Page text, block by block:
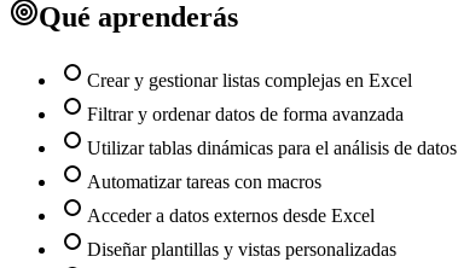
Qué aprenderás
Crear y gestionar listas complejas en Excel
Filtrar y ordenar datos de forma avanzada
Utilizar tablas dinámicas para el análisis de datos
Automatizar tareas con macros
Acceder a datos externos desde Excel
Diseñar plantillas y vistas personalizadas